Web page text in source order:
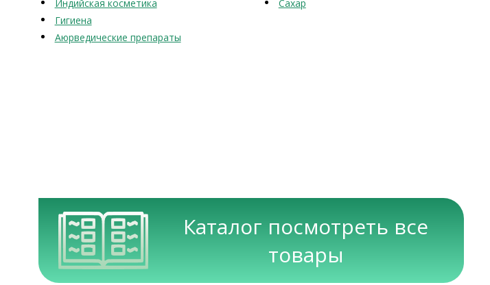
Индийская косметика
Гигиена
Аюрведические препараты
Сахар
Каталог посмотреть все
товары